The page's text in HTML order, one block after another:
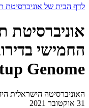
לדף הבית של אוניברסיטת
אוניברסיטת
החמישי
Genome
האוניברסיטה הישראלית
31 אוקטובר 2021